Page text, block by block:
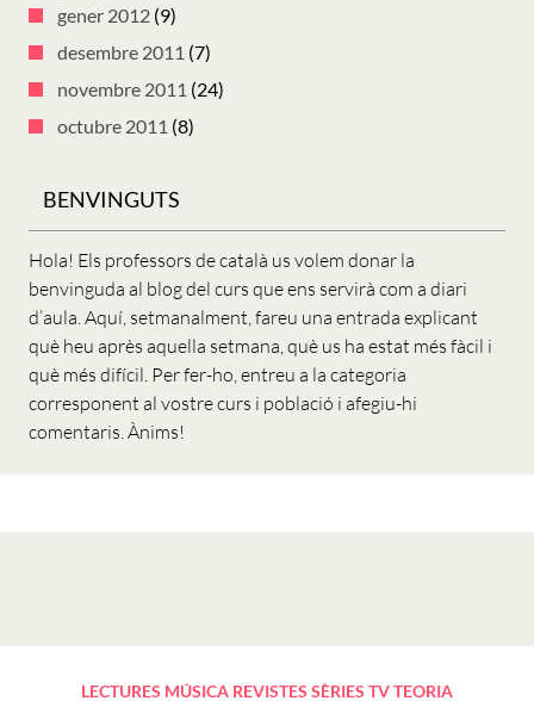
gener 2012 (9)
desembre 2011 (7)
novembre 2011 (24)
octubre 2011 (8)
BENVINGUTS
Hola! Els professors de català us volem donar la
benvinguda al blog del curs que ens servirà com a diari
d’aula. Aquí, setmanalment, fareu una entrada explicant
què heu après aquella setmana, què us ha estat més fàcil i
què més difícil. Per fer-ho, entreu a la categoria
corresponent al vostre curs i població i afegiu-hi
comentaris. Ànims!
LECTURES MÚSICA REVISTES SÈRIES TVTEORIA